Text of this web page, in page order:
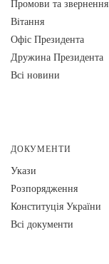
Промови та звернення
Вiтання
Офіс Президента
Дружина Президента
Всі новини
ДОКУМЕНТИ
Укази
Розпорядження
Конституція України
Всі документи